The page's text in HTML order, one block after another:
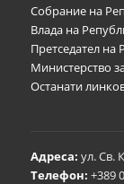
Собрание на
Влада на
Претседател на
Министерство
Останати
Адреса: ул. Св.
Телефон: +389